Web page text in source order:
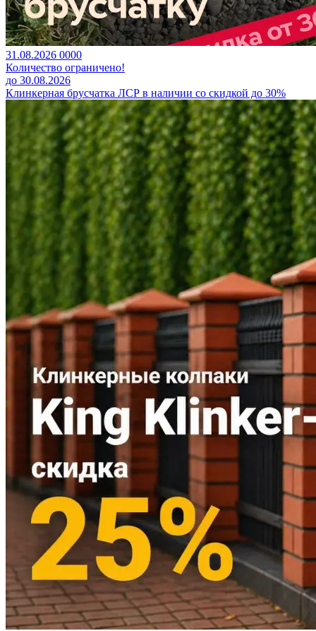
31.08.2026 0000
Количество ограничено!
до 30.08.2026
Клинкерная брусчатка ЛСР в наличии со скидкой до 30%